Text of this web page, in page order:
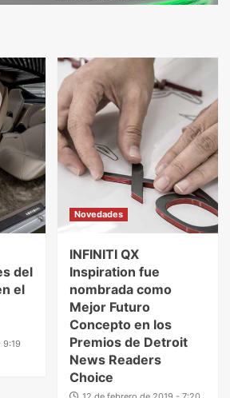
del
el
9:19
Novedades
INFINITI QX
Inspiration fue
nombrada como
Mejor Futuro
Concepto en los
Premios de Detroit
News Readers
Choice